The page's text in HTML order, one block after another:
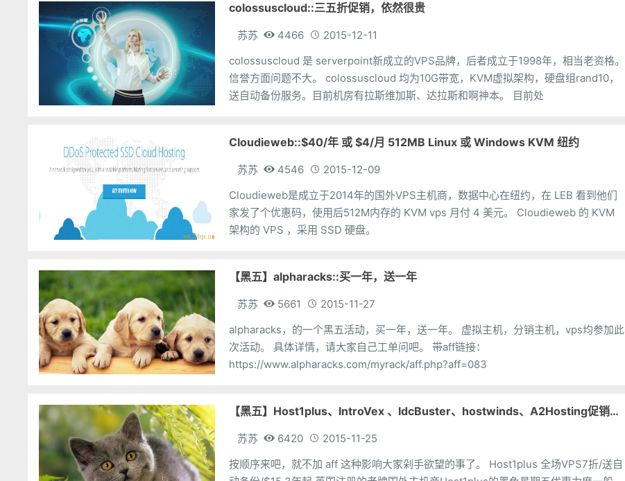
colossuscloud::三五折促销，依然很贵
苏苏 4466
2015-12-11
colossuscloud 是 serverpoint新成立的VPS品牌，后者成立于1998年，相当老资格。
信誉方面问题不大。 colossuscloud 均为10G带宽，KVM虚拟架构，硬盘组rand10，
送自动备份服务。目前机房有拉斯维加斯、达拉斯和啊神本。 目前处
Cloudieweb::$40/年 或 $4/月 512MB Linux 或 Windows KVM 纽约
苏苏 4546
2015-12-09
Cloudieweb是成立于2014年的国外VPS主机商，数据中心在纽约，在 LEB 看到他们
家发了个优惠码，使用后512M内存的 KVM vps 月付 4 美元。 Cloudieweb 的 KVM
架构的 VPS ，采用 SSD 硬盘。
【黑五】alpharacks::买一年，送一年
苏苏 5661
2015-11-27
alpharacks，的一个黑五活动，买一年，送一年。 虚拟主机，分销主机，vps均参加此
次活动。 具体详情，请大家自己工单问吧。 带aff链接：
https://www.alpharacks.com/myrack/aff.php?aff=083
【黑五】Host1plus、IntroVex 、IdcBuster、hostwinds、A2Hosting促销信息
苏苏 6420
2015-11-25
按顺序来吧，就不加 aff 这种影响大家剁手欲望的事了。 Host1plus 全场VPS7折/送自